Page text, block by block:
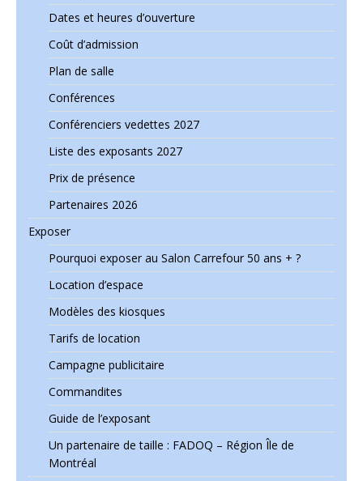
Dates et heures d’ouverture
Coût d’admission
Plan de salle
Conférences
Conférenciers vedettes 2027
Liste des exposants 2027
Prix de présence
Partenaires 2026
Exposer
Pourquoi exposer au Salon Carrefour 50 ans + ?
Location d’espace
Modèles des kiosques
Tarifs de location
Campagne publicitaire
Commandites
Guide de l’exposant
Un partenaire de taille : FADOQ – Région Île de
Montréal